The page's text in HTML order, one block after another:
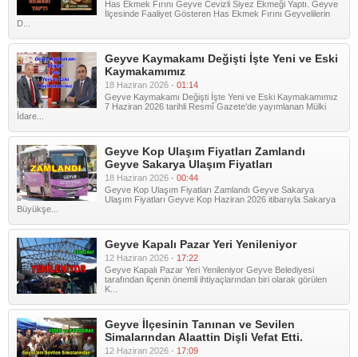
Has Ekmek Fırını Geyve Cevizli Siyez Ekmeği Yaptı. Geyve
İlçesinde Faaliyet Gösteren Has Ekmek Fırını Geyvelilerin
D...
Geyve Kaymakamı Değişti İşte Yeni ve Eski
Kaymakamımız
18 Haziran 2026 - 01:14
Geyve Kaymakamı Değişti İşte Yeni ve Eski Kaymakamımız
7 Haziran 2026 tarihli Resmî Gazete'de yayımlanan Mülki
İdare...
Geyve Kop Ulaşım Fiyatları Zamlandı
Geyve Sakarya Ulaşım Fiyatları
18 Haziran 2026 - 00:44
Geyve Kop Ulaşım Fiyatları Zamlandı Geyve Sakarya
Ulaşım Fiyatları Geyve Kop Haziran 2026 itibarıyla Sakarya
Büyükşe...
Geyve Kapalı Pazar Yeri Yenileniyor
12 Haziran 2026 - 17:22
Geyve Kapalı Pazar Yeri Yenileniyor Geyve Belediyesi
tarafından ilçenin önemli ihtiyaçlarından biri olarak görülen
K...
Geyve İlçesinin Tanınan ve Sevilen
Simalarından Alaattin Dişli Vefat Etti.
12 Haziran 2026 - 17:09